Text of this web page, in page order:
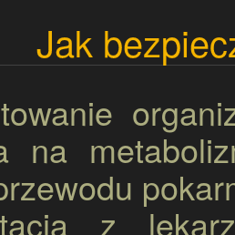
Jak
na
z